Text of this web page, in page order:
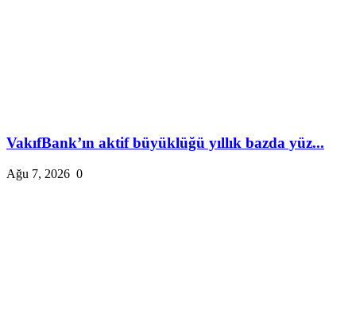
VakıfBank’ın aktif büyüklüğü yıllık bazda yüz...
Ağu 7, 2026 0